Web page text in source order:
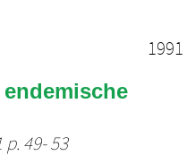
1991
p. 49- 53